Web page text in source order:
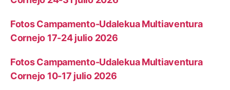
Fotos Campamento-Udalekua Multiaventura
Cornejo 17-24 julio 2026
Fotos Campamento-Udalekua Multiaventura
Cornejo 10-17 julio 2026